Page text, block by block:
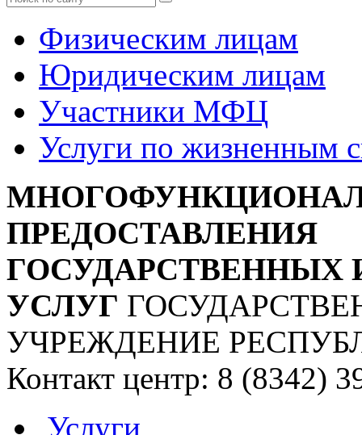
Физическим лицам
Юридическим лицам
Участники МФЦ
Услуги по жизненным
ПРЕДОСТАВЛЕНИЯ
УСЛУГ
УЧРЕЖДЕНИЕ
Контакт центр: 8 (8342)
Услуги